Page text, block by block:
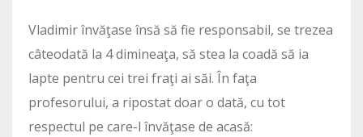
Vladimir învăţase însă să fie responsabil, se trezea
câteodată la 4 dimineaţa, să stea la coadă să ia
lapte pentru cei trei fraţi ai săi. În faţa
profesorului, a ripostat doar o dată, cu tot
respectul pe care-l învăţase de acasă: